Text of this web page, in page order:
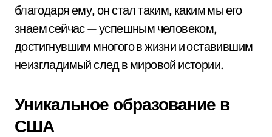
благодаря ему, он стал таким, каким мы его
знаем сейчас — успешным человеком,
достигнувшим многого в жизни и оставившим
неизгладимый след в мировой истории.
Уникальное образование в
США